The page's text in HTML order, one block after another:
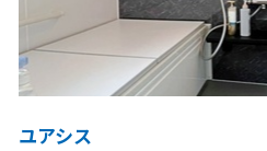
ユアシス